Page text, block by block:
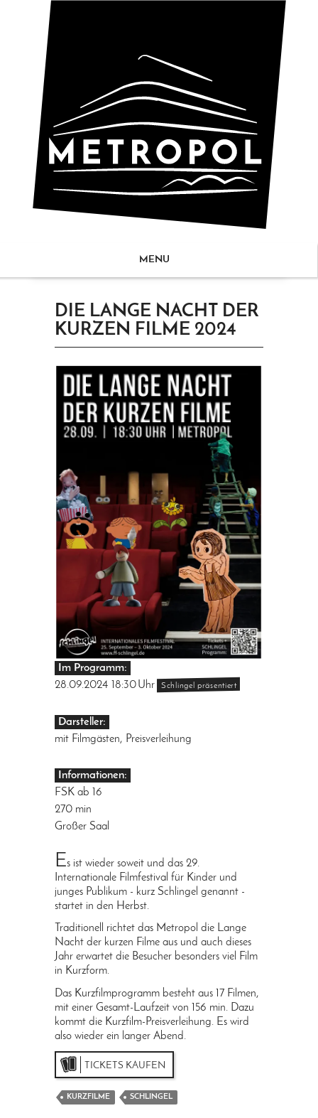
MENU
DIE LANGE NACHT DER
KURZEN FILME 2024
Im Programm:
28.09.2024
18:30Uhr Schlingel präsentiert
Darsteller:
mit Filmgästen, Preisverleihung
Informationen:
FSK ab 16
270 min
Großer Saal
Es ist wieder soweit und das 29.
Internationale Filmfestival für Kinder und
junges Publikum - kurz Schlingel genannt -
startet in den Herbst.
Traditionell richtet das Metropol die Lange
Nacht der kurzen Filme aus und auch dieses
Jahr erwartet die Besucher besonders viel Film
in Kurzform.
Das Kurzfilmprogramm besteht aus 17 Filmen,
mit einer Gesamt-Laufzeit von 156 min. Dazu
kommt die Kurzfilm-Preisverleihung. Es wird
also wieder ein langer Abend.
TICKETS KAUFEN
KURZFILME SCHLINGEL